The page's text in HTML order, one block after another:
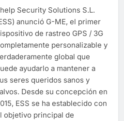
Security Solutions S.L.
anunció G-ME, el primer
de rastreo GPS / 3G
personalizable y
global que
ayudarlo a mantener a
seres queridos sanos y
Desde su concepción en
ESS se ha establecido con
objetivo principal de